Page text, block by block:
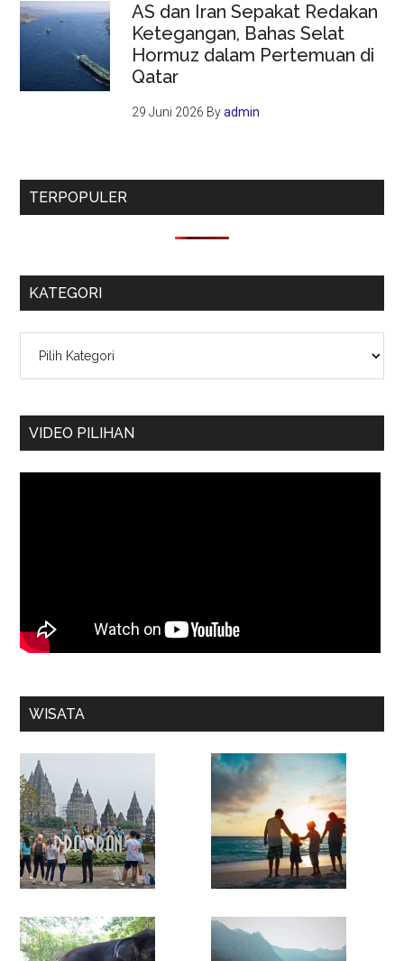
AS dan Iran Sepakat Redakan
Ketegangan, Bahas Selat
Hormuz dalam Pertemuan di
Qatar
29 Juni 2026 Byadmin
TERPOPULER
KATEGORI
VIDEO PILIHAN
WISATA